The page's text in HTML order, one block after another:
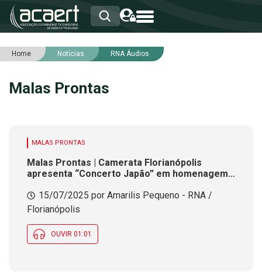
HOME
ASSOCIADOS
SERVIÇOS
Home Notícias RNA Áudios
Malas Prontas
MALAS PRONTAS
Malas Prontas | Camerata Florianópolis
apresenta “Concerto Japão” em homenagem
15/07/2025 por Amarilis Pequeno - RNA /
Florianópolis
OUVIR 01:01